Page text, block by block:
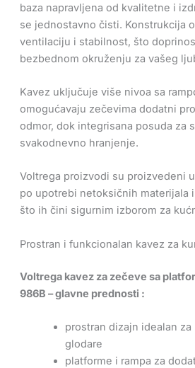
baza napravljena od kvalitetne i
se jednostavno čisti. Konstrukcija
ventilaciju i stabilnost, što
bezbednom okruženju za vašeg
Kavez uključuje više nivoa sa
omogućavaju zečevima dodatni
odmor, dok integrisana posuda za
svakodnevno hranjenje.
Voltrega proizvodi su proizvedeni
po upotrebi netoksičnih materijala
što ih čini sigurnim izborom za
Prostran i funkcionalan kavez za
Voltrega kavez za zečeve sa
986B – glavne prednosti :
prostran dizajn idealan
glodare
platforme i rampa za